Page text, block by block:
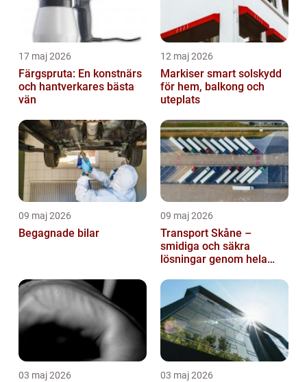
17 maj 2026
Färgspruta: En konstnärs
och hantverkares bästa
vän
12 maj 2026
Markiser smart solskydd
för hem, balkong och
uteplats
09 maj 2026
Begagnade bilar
09 maj 2026
Transport Skåne –
smidiga och säkra
lösningar genom hela
03 maj 2026 03 maj 2026